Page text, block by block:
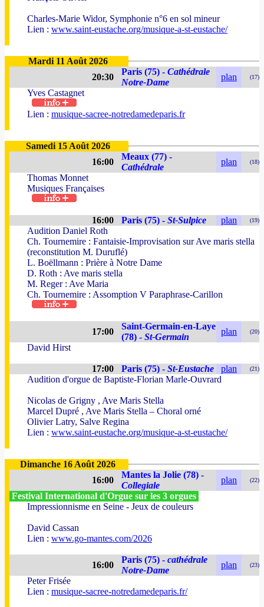
Charles-Marie Widor, Symphonie n°6 en sol mineur
Lien : www.saint-eustache.org/musique-a-st-eustache/
Mardi 11 Août 2026
20:30
Paris (75) - Cathédrale
Notre-Dame
plan (17)
Yves Castagnet
Lien : musique-sacree-notredamedeparis.fr
Samedi 15 Août 2026
16:00
Meaux (77) -
Cathédrale
plan (18)
Thomas Monnet
Musiques Françaises
16:00 Paris (75) - St-Sulpice plan (19)
Audition Daniel Roth
Ch. Tournemire : Fantaisie-Improvisation sur Ave maris stella
(reconstitution M. Duruflé)
L. Boëllmann : Prière à Notre Dame
D. Roth : Ave maris stella
M. Reger : Ave Maria
Ch. Tournemire : Assomption V Paraphrase-Carillon
17:00
Saint-Germain-en-Laye
(78) - St-Germain
plan (20)
David Hirst
17:00 Paris (75) - St-Eustache plan (21)
Audition d'orgue de Baptiste-Florian Marle-Ouvrard
Nicolas de Grigny , Ave Maris Stella
Marcel Dupré , Ave Maris Stella – Choral orné
Olivier Latry, Salve Regina
Lien : www.saint-eustache.org/musique-a-st-eustache/
Dimanche 16 Août 2026
16:00
Mantes la Jolie (78) -
Collegiale
plan (22)
Festival International d'Orgue sur les 3 orgues
Impressionnisme en Seine - Jeux de couleurs
David Cassan
Lien : www.go-mantes.com/2026
16:00
Paris (75) - cathédrale
Notre-Dame
plan (23)
Peter Frisée
Lien : musique-sacree-notredamedeparis.fr/